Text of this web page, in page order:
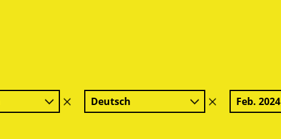
Filter
löschen
Deutsch
Filter
löschen
Feb. 2024